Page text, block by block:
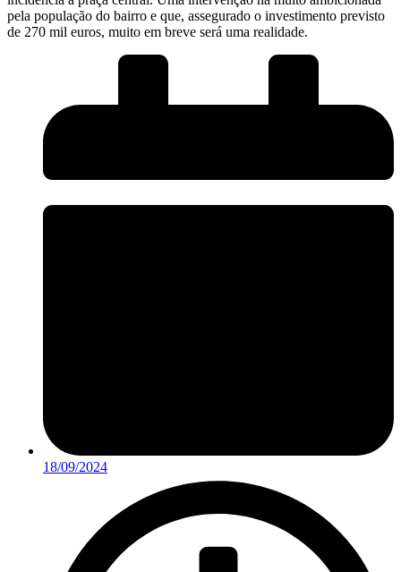
pela população do bairro e que, assegurado o investimento previsto
de 270 mil euros, muito em breve será uma realidade.
18/09/2024